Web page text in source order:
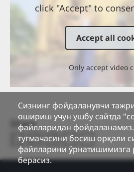
click "Accept" to
Accept all
Only accept video
Share
Сизнинг фойдаланувчи
ошириш учун ушбу сайтда
файлларидан
тугмачасини босиш орқали
файлларини ўрнатишимизга
берасиз.